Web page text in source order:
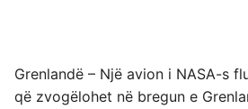
Grenlandë – Një avion i NASA-s
që zvogëlohet në bregun e